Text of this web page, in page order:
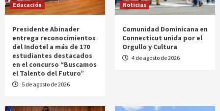
Educación
Presidente Abinader
entrega reconocimientos
del Indotel a más de 170
estudiantes destacados
en el concurso “Buscamos
el Talento del Futuro”
5 de agosto de 2026
Noticias
Comunidad Dominicana en
Connecticut unida por el
Orgullo y Cultura
4 de agosto de 2026